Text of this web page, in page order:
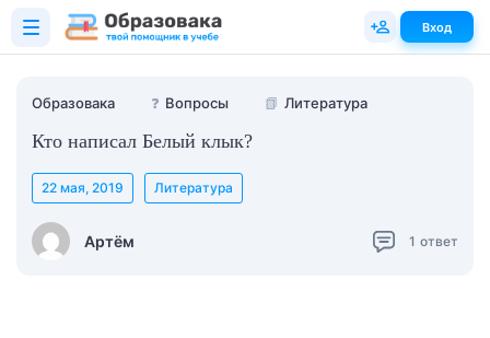
Образовака ❓ Вопросы 📗 Литература
Кто написал Белый клык?
Артём
22 мая, 2019 Литература
1 ответ
Вход